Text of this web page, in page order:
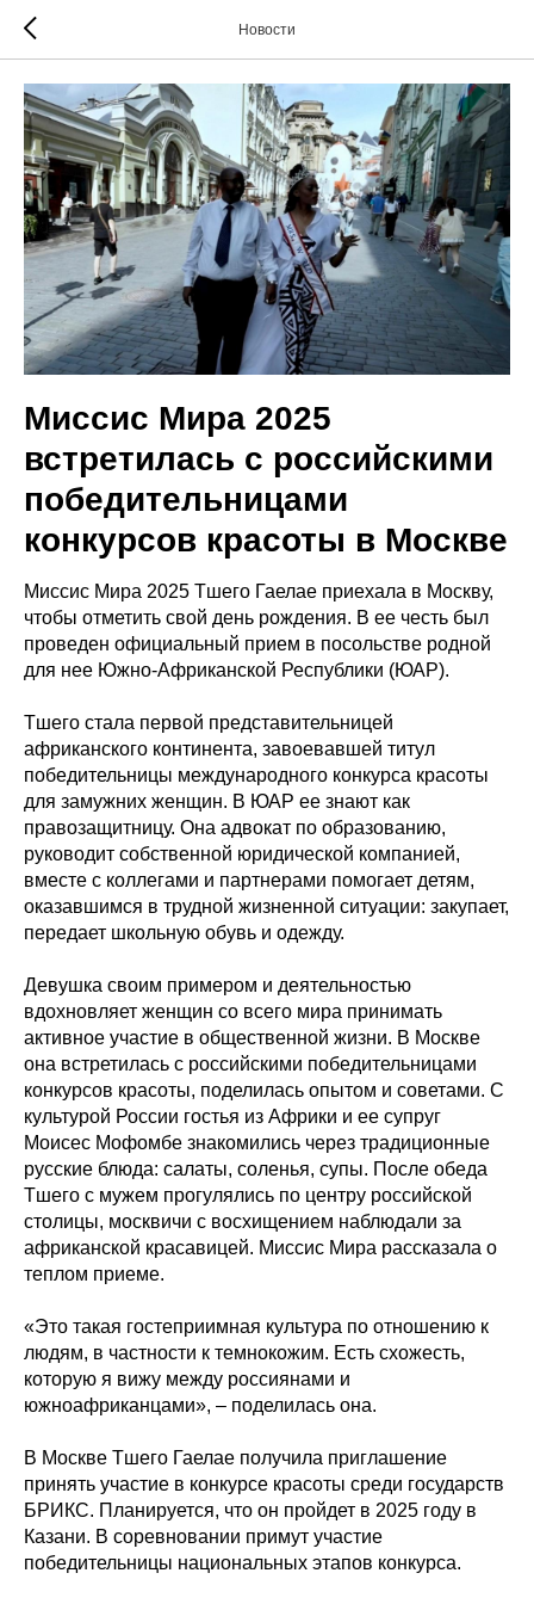
Новости
Миссис Мира 2025
встретилась с российскими
победительницами
конкурсов красоты в Москве
Миссис Мира 2025 Тшего Гаелае приехала в Москву,
чтобы отметить свой день рождения. В ее честь был
проведен официальный прием в посольстве родной
для нее Южно-Африканской Республики (ЮАР).
Тшего стала первой представительницей
африканского континента, завоевавшей титул
победительницы международного конкурса красоты
для замужних женщин. В ЮАР ее знают как
правозащитницу. Она адвокат по образованию,
руководит собственной юридической компанией,
вместе с коллегами и партнерами помогает детям,
оказавшимся в трудной жизненной ситуации: закупает,
передает школьную обувь и одежду.
Девушка своим примером и деятельностью
вдохновляет женщин со всего мира принимать
активное участие в общественной жизни. В Москве
она встретилась с российскими победительницами
конкурсов красоты, поделилась опытом и советами. С
культурой России гостья из Африки и ее супруг
Моисес Мофомбе знакомились через традиционные
русские блюда: салаты, соленья, супы. После обеда
Тшего с мужем прогулялись по центру российской
столицы, москвичи с восхищением наблюдали за
африканской красавицей. Миссис Мира рассказала о
теплом приеме.
«Это такая гостеприимная культура по отношению к
людям, в частности к темнокожим. Есть схожесть,
которую я вижу между россиянами и
южноафриканцами», – поделилась она.
В Москве Тшего Гаелае получила приглашение
принять участие в конкурсе красоты среди государств
БРИКС. Планируется, что он пройдет в 2025 году в
Казани. В соревновании примут участие
победительницы национальных этапов конкурса.